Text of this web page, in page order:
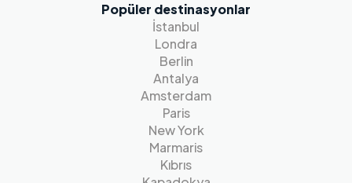
Popüler destinasyonlar
İstanbul
Londra
Berlin
Antalya
Amsterdam
Paris
New York
Marmaris
Kıbrıs